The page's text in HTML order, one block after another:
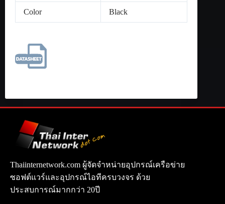
Color Black
Thaiinternetwork.com ผู้จัดจำหน่ายอุปกรณ์เครือข่าย
ซอฟต์แวร์และอุปกรณ์ไอทีครบวงจร ด้วย
ประสบการณ์มากกว่า 20ปี